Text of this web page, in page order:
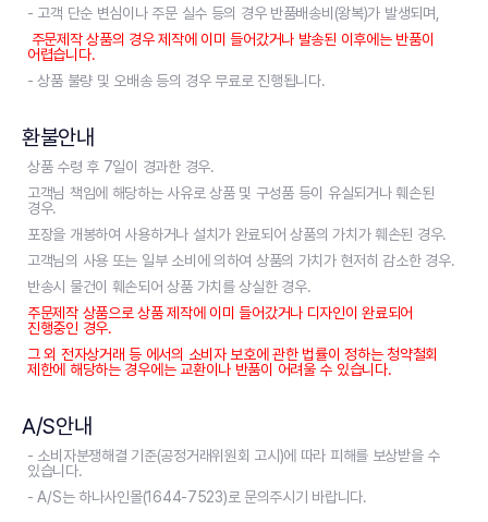
- 고객 단순 변심이나 주문 실수 등의 경우 반품배송비(왕복)가 발생되며,
주문제작 상품의 경우 제작에 이미 들어갔거나 발송된 이후에는 반품이
어렵습니다.
- 상품 불량 및 오배송 등의 경우 무료로 진행됩니다.
환불안내
상품 수령 후 7일이 경과한 경우.
고객님 책임에 해당하는 사유로 상품 및 구성품 등이 유실되거나 훼손된
경우.
포장을 개봉하여 사용하거나 설치가 완료되어 상품의 가치가 훼손된 경우.
고객님의 사용 또는 일부 소비에 의하여 상품의 가치가 현저히 감소한 경우.
반송시 물건이 훼손되어 상품 가치를 상실한 경우.
주문제작 상품으로 상품 제작에 이미 들어갔거나 디자인이 완료되어
진행중인 경우.
그 외 전자상거래 등 에서의 소비자 보호에 관한 법률이 정하는 청약철회
제한에 해당하는 경우에는 교환이나 반품이 어려울 수 있습니다.
A/S안내
- 소비자분쟁해결 기준(공정거래위원회 고시)에 따라 피해를 보상받을 수
있습니다.
- A/S는 하나사인몰(1644-7523)로 문의주시기 바랍니다.